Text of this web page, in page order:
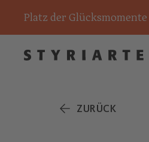
Platz der Glücksmomente
ZURÜCK